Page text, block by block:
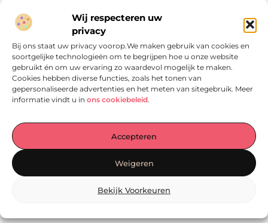
Wij respecteren uw
privacy
Bij ons staat uw privacy voorop.We maken gebruik van cookies en
soortgelijke technologieën om te begrijpen hoe u onze website
gebruikt én om uw ervaring zo waardevol mogelijk te maken.
Cookies hebben diverse functies, zoals het tonen van
gepersonaliseerde advertenties en het meten van sitegebruik. Meer
informatie vindt u in ons cookiebeleid.
Accepteren
Weigeren
Bekijk Voorkeuren
zetten
, praktische tips waar je écht iets aan hebt en artikelen
vandaag opLocomo.nl
Onze informatie